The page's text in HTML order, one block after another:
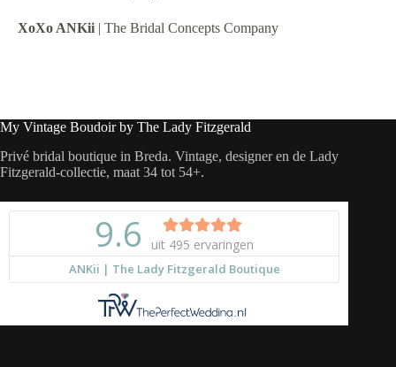
XoXo ANKii | The Bridal Concepts Company
My Vintage Boudoir by The Lady Fitzgerald
Privé bridal boutique in Breda. Vintage, designer en de Lady
Fitzgerald-collectie, maat 34 tot 54+.